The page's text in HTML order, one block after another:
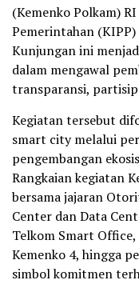
(Kemenko Polkam)
Pemerintahan
Kunjungan ini
dalam mengawal
transparansi,
Kegiatan tersebut
smart city melalui
pengembangan
Rangkaian kegiatan
bersama jajaran
Center dan Data
Telkom Smart
Kemenko 4, hingga
simbol komitmen